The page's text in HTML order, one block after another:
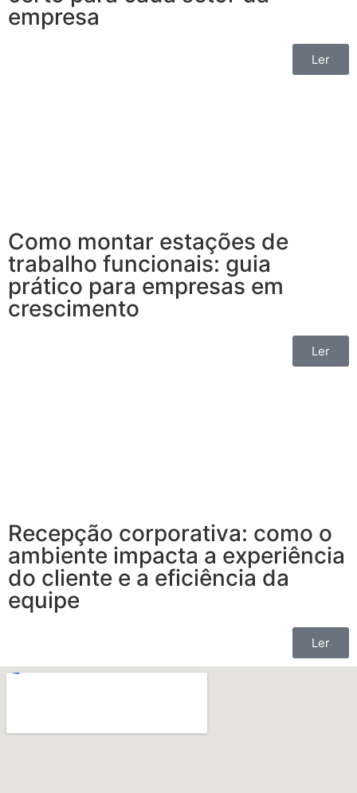
empresa
Ler
Como montar estações de
trabalho funcionais: guia
prático para empresas em
crescimento
Ler
Recepção corporativa: como o
ambiente impacta a experiência
do cliente e a eficiência da
equipe
Ler